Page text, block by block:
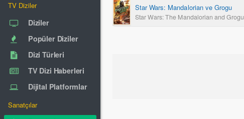
TV Diziler
Diziler
Popüler Diziler
Dizi Türleri
TV Dizi Haberleri
Dijital Platformlar
Sanatçılar
Star Wars: Mandalorian ve Grogu
Star Wars: The Mandalorian and Grogu